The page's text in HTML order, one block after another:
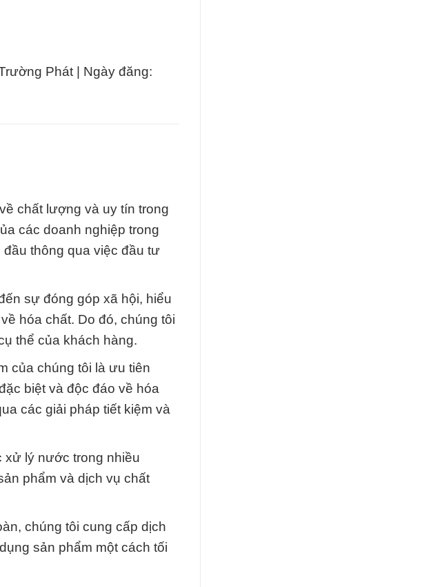
Phát | Ngày đăng:
chất lượng và uy tín trong
các doanh nghiệp trong
thông qua việc đầu tư
sự đóng góp xã hội, hiểu
hóa chất. Do đó, chúng tôi
thể của khách hàng.
của chúng tôi là ưu tiên
biệt và độc đáo về hóa
các giải pháp tiết kiệm và
xử lý nước trong nhiều
phẩm và dịch vụ chất
chúng tôi cung cấp dịch
sản phẩm một cách tối